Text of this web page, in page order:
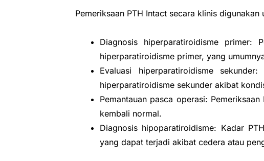
Pemeriksaan PTH Intact secara klinis digunakan
Diagnosis hiperparatiroidisme primer:
hiperparatiroidisme primer, yang
Evaluasi hiperparatiroidisme
hiperparatiroidisme sekunder akibat
Pemantauan pasca operasi:
kembali normal.
Diagnosis hipoparatiroidisme: Kadar
yang dapat terjadi akibat cedera atau